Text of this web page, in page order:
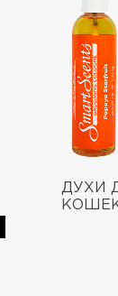
ДУХИ
КОШЕК